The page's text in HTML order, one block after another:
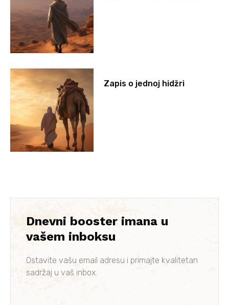
Zapis o jednoj hidžri
Dnevni booster imana u
vašem inboksu
Ostavite vašu email adresu i primajte kvalitetan
sadržaj u vaš inbox.